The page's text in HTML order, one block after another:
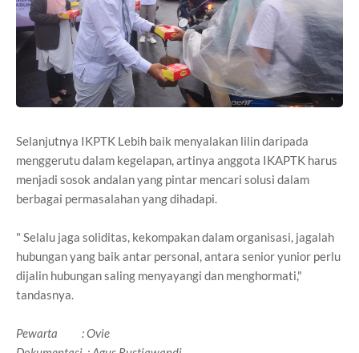
Selanjutnya IKPTK Lebih baik menyalakan lilin daripada
menggerutu dalam kegelapan, artinya anggota IKAPTK harus
menjadi sosok andalan yang pintar mencari solusi dalam
berbagai permasalahan yang dihadapi.
" Selalu jaga soliditas, kekompakan dalam organisasi, jagalah
hubungan yang baik antar personal, antara senior yunior perlu
dijalin hubungan saling menyayangi dan menghormati,"
tandasnya.
Pewarta : Ovie